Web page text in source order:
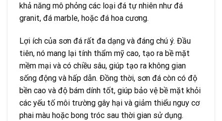
khả năng mô phỏng các loại đá tự nhiên như đá
granit, đá marble, hoặc đá hoa cương.
Lợi ích của sơn đá rất đa dạng và đáng chú ý. Đầu
tiên, nó mang lại tính thẩm mỹ cao, tạo ra bề mặt
mềm mại và có chiều sâu, giúp tạo ra không gian
sống động và hấp dẫn. Đồng thời, sơn đá còn có độ
bền cao và độ bám dính tốt, giúp bảo vệ bề mặt khỏi
các yếu tố môi trường gây hại và giảm thiểu nguy cơ
phai màu hoặc bong tróc sau thời gian sử dụng.